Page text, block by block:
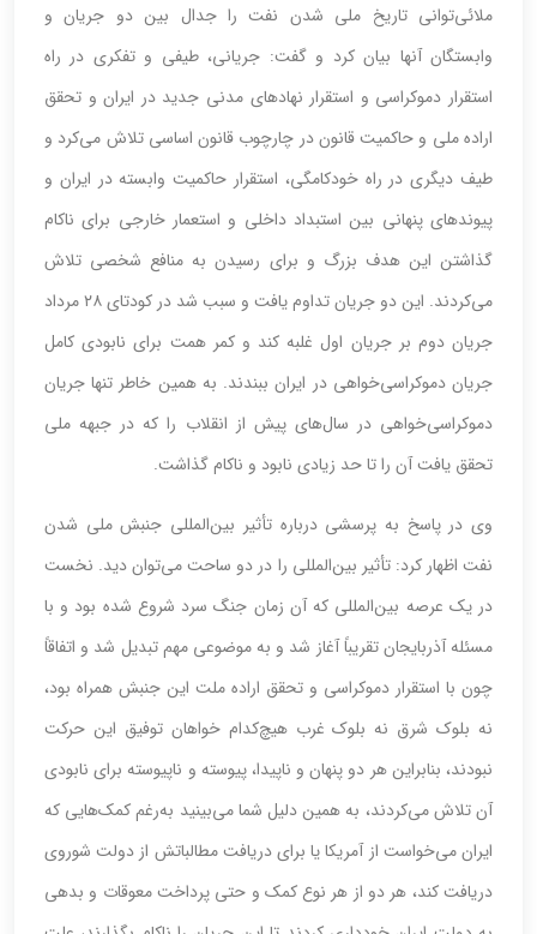
ملائی‌توانی تاریخ ملی شدن نفت را جدال بین دو جریان و
وابستگان آنها بیان کرد و گفت: جریانی، طیفی و تفکری در راه
استقرار دموکراسی و استقرار نهادهای مدنی جدید در ایران و تحقق
اراده ملی و حاکمیت قانون در چارچوب قانون اساسی تلاش می‌کرد و
طیف دیگری در راه خودکامگی، استقرار حاکمیت وابسته در ایران و
پیوندهای پنهانی بین استبداد داخلی و استعمار خارجی برای ناکام
گذاشتن این هدف بزرگ و برای رسیدن به منافع شخصی تلاش
می‌کردند. این دو جریان تداوم یافت و سبب شد در کودتای ۲۸ مرداد
جریان دوم بر جریان اول غلبه کند و کمر همت برای نابودی کامل
جریان دموکراسی‌خواهی در ایران ببندند. به همین خاطر تنها جریان
دموکراسی‌خواهی در سال‌های پیش از انقلاب را که در جبهه ملی
تحقق یافت آن را تا حد زیادی نابود و ناکام گذاشت.
وی در پاسخ به پرسشی درباره تأثیر بین‌المللی جنبش ملی شدن
نفت اظهار کرد: تأثیر بین‌المللی را در دو ساحت می‌توان دید. نخست
در یک عرصه بین‌المللی که آن زمان جنگ سرد شروع شده بود و با
مسئله آذربایجان تقریباً آغاز شد و به موضوعی مهم تبدیل شد و اتفاقاً
چون با استقرار دموکراسی و تحقق اراده ملت این جنبش همراه بود،
نه بلوک شرق نه بلوک غرب هیچ‌کدام خواهان توفیق این حرکت
نبودند، بنابراین هر دو پنهان و ناپیدا، پیوسته و ناپیوسته برای نابودی
آن تلاش می‌کردند، به همین دلیل شما می‌بینید به‌رغم کمک‌هایی که
ایران می‌خواست از آمریکا یا برای دریافت مطالباتش از دولت شوروی
دریافت کند، هر دو از هر نوع کمک و حتی پرداخت معوقات و بدهی